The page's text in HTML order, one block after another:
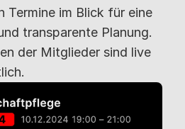
Termine im Blick für eine
transparente Planung.
der Mitglieder sind live